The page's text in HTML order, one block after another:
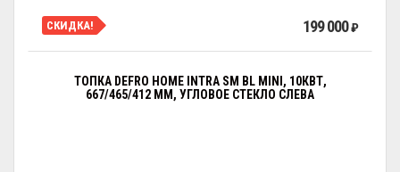
СКИДКА! 199 000₽
ТОПКА DEFRO HOME INTRA SM BL MINI, 10КВТ,
667/465/412 ММ, УГЛОВОЕ СТЕКЛО СЛЕВА